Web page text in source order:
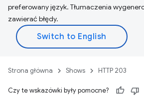
preferowany język. Tłumaczenia
zawierać błędy.
Strona główna Shows HTTP 203
Czy te wskazówki były pomocne?